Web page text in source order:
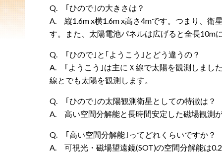
Q. ｢ひので｣の大きさは？
A. 縦1.6m x横1.6m x高さ4mです。つまり、衛
す。また、太陽電池パネルは広げると全長10m
Q. ｢ひので｣と｢ようこう｣とどう違うの？
A. ｢ようこう｣は主にＸ線で太陽を観測しまし
線とでも太陽を観測します。
Q. ｢ひので｣の太陽観測衛星としての特徴は？
A. 高い空間分解能と長時間安定した磁場観測
Q. ｢高い空間分解能｣ってどれくらいですか？
A. 可視光・磁場望遠鏡(SOT)の空間分解能は